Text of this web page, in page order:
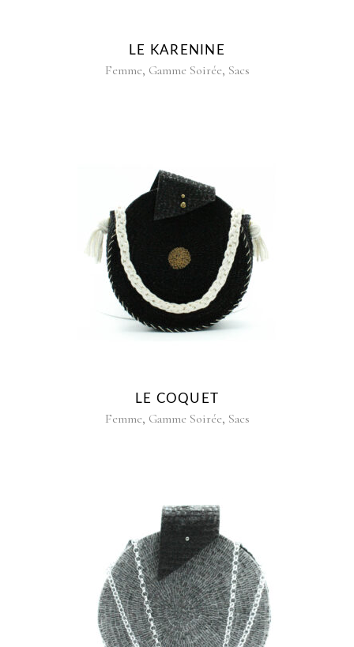
LE KARENINE
Femme, Gamme Soirée, Sacs
LE COQUET
Femme, Gamme Soirée, Sacs